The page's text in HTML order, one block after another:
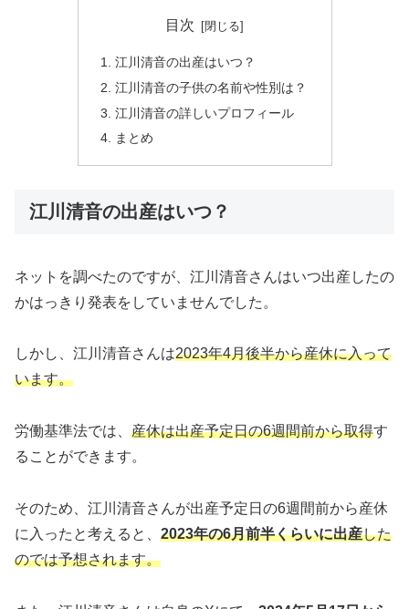
目次
江川清音の出産はいつ？
江川清音の子供の名前や性別は？
江川清音の詳しいプロフィール
まとめ
江川清音の出産はいつ？
ネットを調べたのですが、江川清音さんはいつ出産したの
かはっきり発表をしていませんでした。
しかし、江川清音さんは2023年4月後半から産休に入って
います。
労働基準法では、 産休は出産予定日の6週間前から取得す
ることができます。
そのため、江川清音さんが出産予定日の6週間前から産休
に入ったと考えると、 2023年の6月前半くらいに出産した
のでは予想されます。